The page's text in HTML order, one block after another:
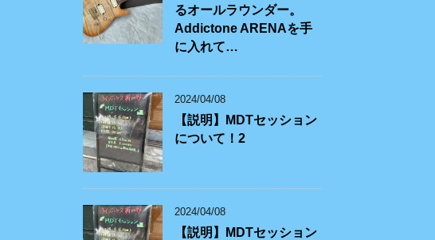
るオールラウンダー。
Addictone ARENAを手
に入れて…
2024/04/08
【説明】MDTセッション
について！2
2024/04/08
【説明】MDTセッション